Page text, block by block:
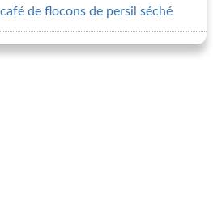
de flocons de persil séché